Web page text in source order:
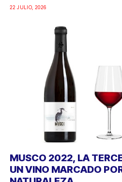
22 JULIO, 2026
MUSCO 2022, LA
UN VINO MARCADO